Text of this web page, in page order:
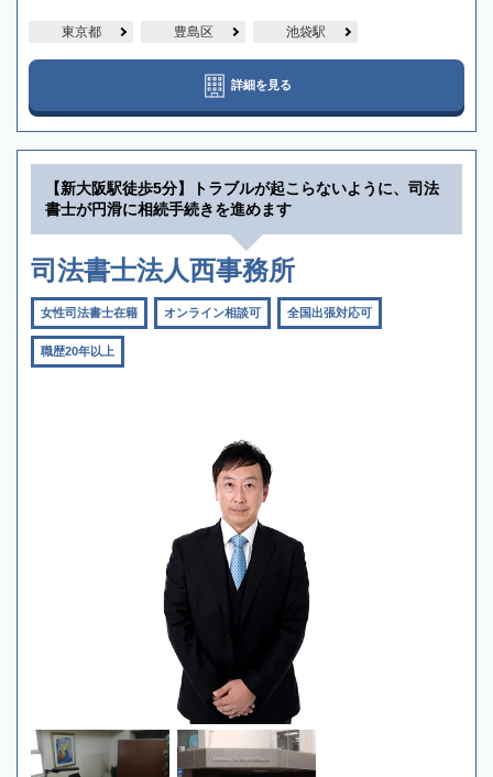
東京都 豊島区 池袋駅
詳細を見る
【新大阪駅徒歩5分】トラブルが起こらないように、司法
書士が円滑に相続手続きを進めます
司法書士法人西事務所
女性司法書士在籍 オンライン相談可 全国出張対応可
職歴20年以上